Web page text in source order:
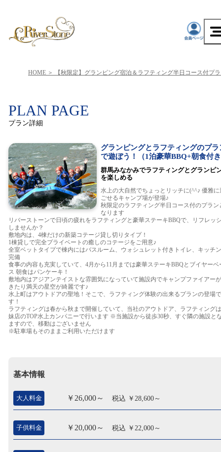
HOME 【秋限定】グランピング宿泊＆ラフティング半日コース付プ
PLAN PAGE
プラン詳細
グランピングとラフティングのプラ
で遊ぼう！（1泊豪華BBQ+朝食付
群馬みなかみでラフティングとグランピ
を楽しめる
水上の大自然でちょっとリッチに(^^♪ 優雅に
ごせるキャンプ場が登場♪
秋限定のラフティング半日コース付のプラン
なります
リバーストーンで日頃の疲れをラフティングと豪華ステーキBBQで、リフレッ
しませんか？
敷地内は、4棟だけの新築コテージ貸し切りタイプ！
1棟貸しで完全プライベートの癒しのコテージをご用意♪
全室ベットタイプで棟内にはバスルーム、ウォシュレット付きトイレ、キッチ
完備
食事の内容も充実していて、4月から11月までは豪華ステーキBBQとブイヤーベ
ス 朝食はパンケーキ！
敷地内はアジアンテイストな雰囲気になっていて施設内でキャンプファイアー
きたり満天の星空が綺麗です♪
水上町はアウトドアの聖地！そこで、ラフティング体験の出来るプランの登場で
す！
ラフティングは春から秋まで開催していて、当社のアウトドア、ラフティング
妹店のTOP水上カンパニーで行います ※当施設から徒歩30秒、すぐ隣の施設と
ますので、移動はございません
※駐車場もそのままご利用いただけます
基本情報
大人料金 ￥26,000～ 税込 ￥28,600～
子供料金 ￥20,000～ 税込 ￥22,000～